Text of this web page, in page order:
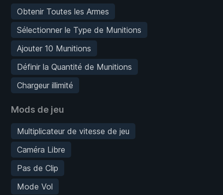
Obtenir Toutes les Armes
Sélectionner le Type de Munitions
Ajouter 10 Munitions
Définir la Quantité de Munitions
Chargeur illimité
Mods de jeu
Multiplicateur de vitesse de jeu
Caméra Libre
Pas de Clip
Mode Vol